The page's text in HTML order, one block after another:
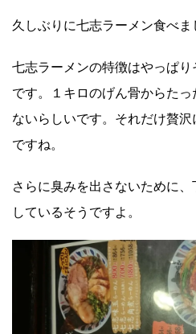
久しぶりに七志ラーメン食べま
七志ラーメンの特徴はやっぱ
です。１キロのげん骨からた
ないらしいです。それだけ贅
ですね。
さらに臭みを出さないために
しているそうですよ。